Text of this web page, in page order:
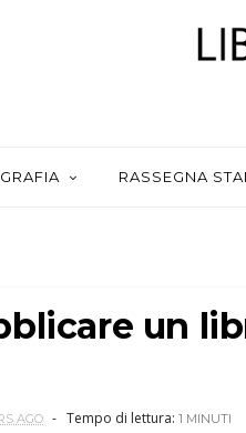
RASSEGNA
un
AGO Tempo di lettura: 1 MINUTI